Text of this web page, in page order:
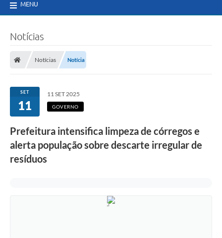
MENU
Notícias
Notícias Notícia
SET
11
11 SET 2025
GOVERNO
Prefeitura intensifica limpeza de córregos e
alerta população sobre descarte irregular de
resíduos